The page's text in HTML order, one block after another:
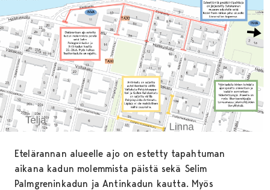
Etelärannan alueelle ajo on estetty tapahtuman
aikana kadun molemmista päistä sekä Selim
Palmgreninkadun ja Antinkadun kautta. Myös